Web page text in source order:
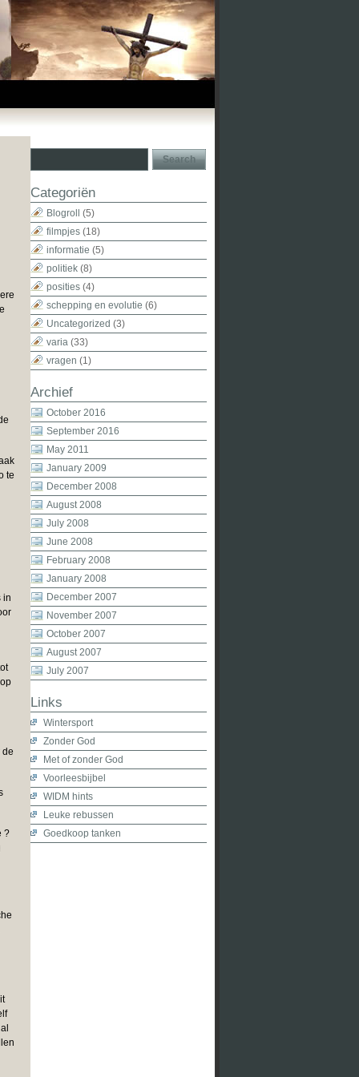
te
in
de
?
Categoriën
Blogroll
(5)
filmpjes (18)
informatie (5)
politiek (8)
posities (4)
schepping en evolutie (6)
Uncategorized (3)
varia (33)
vragen (1)
Archief
October 2016
September 2016
May 2011
January 2009
December 2008
August 2008
July 2008
June 2008
February 2008
January 2008
December 2007
November 2007
October 2007
August 2007
July 2007
Links
Wintersport
Zonder God
Met of zonder God
Voorleesbijbel
WIDM hints
Leuke rebussen
Goedkoop tanken